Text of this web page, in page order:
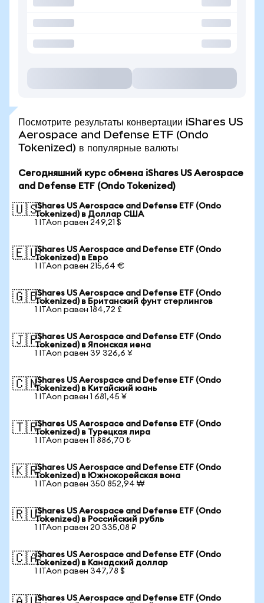
Посмотрите результаты конвертации iShares US
Aerospace and Defense ETF (Ondo
Tokenized) в популярные валюты
Сегодняшний курс обмена iShares US Aerospace
and Defense ETF (Ondo Tokenized)
🇺🇸iShares US Aerospace and Defense ETF (Ondo
Tokenized) в Доллар США
1 ITAon равен 249,21 $
🇪🇺iShares US Aerospace and Defense ETF (Ondo
Tokenized) в Евро
1 ITAon равен 215,64 €
🇬🇧iShares US Aerospace and Defense ETF (Ondo
Tokenized) в Британский фунт стерлингов
1 ITAon равен 184,72 £
🇯🇵iShares US Aerospace and Defense ETF (Ondo
Tokenized) в Японская иена
1 ITAon равен 39 326,6 ¥
🇨🇳iShares US Aerospace and Defense ETF (Ondo
Tokenized) в Китайский юань
1 ITAon равен 1 681,45 ¥
🇹🇷iShares US Aerospace and Defense ETF (Ondo
Tokenized) в Турецкая лира
1 ITAon равен 11 886,70 ₺
🇰🇷iShares US Aerospace and Defense ETF (Ondo
Tokenized) в Южнокорейская вона
1 ITAon равен 350 852,94 ₩
🇷🇺iShares US Aerospace and Defense ETF (Ondo
Tokenized) в Российский рубль
1 ITAon равен 20 335,08 ₽
🇨🇦iShares US Aerospace and Defense ETF (Ondo
Tokenized) в Канадский доллар
1 ITAon равен 347,78 $
iShares US Aerospace and Defense ETF (Ondo